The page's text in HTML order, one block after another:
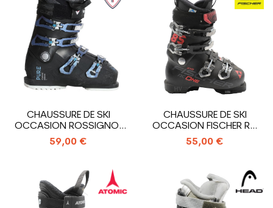
CHAUSSURE DE SKI
OCCASION ROSSIGNOL
PURE COMFORT
59,00 €
CHAUSSURE DE SKI
OCCASION FISCHER RC
ONE 85 XTR HV
55,00 €